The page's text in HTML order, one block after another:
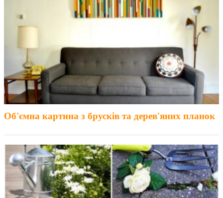
Об'ємна картина з брусків та дерев'яних планок